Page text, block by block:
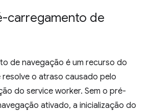
carregamento de
de navegação é um recurso do
o atraso causado pelo
do service worker. Sem o pré-
ativado, a inicialização do